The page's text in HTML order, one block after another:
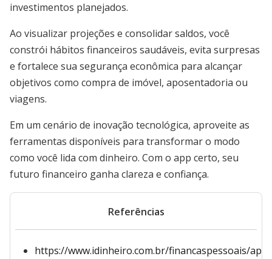
investimentos planejados.
Ao visualizar projeções e consolidar saldos, você
constrói hábitos financeiros saudáveis, evita surpresas
e fortalece sua segurança econômica para alcançar
objetivos como compra de imóvel, aposentadoria ou
viagens.
Em um cenário de inovação tecnológica, aproveite as
ferramentas disponíveis para transformar o modo
como você lida com dinheiro. Com o app certo, seu
futuro financeiro ganha clareza e confiança.
Referências
https://www.idinheiro.com.br/financaspessoais/app-